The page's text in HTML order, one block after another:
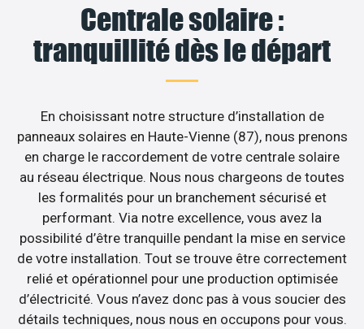
Centrale solaire :
tranquillité dès le départ
En choisissant notre structure d’installation de
panneaux solaires en Haute-Vienne (87), nous prenons
en charge le raccordement de votre centrale solaire
au réseau électrique. Nous nous chargeons de toutes
les formalités pour un branchement sécurisé et
performant. Via notre excellence, vous avez la
possibilité d’être tranquille pendant la mise en service
de votre installation. Tout se trouve être correctement
relié et opérationnel pour une production optimisée
d’électricité. Vous n’avez donc pas à vous soucier des
détails techniques, nous nous en occupons pour vous.